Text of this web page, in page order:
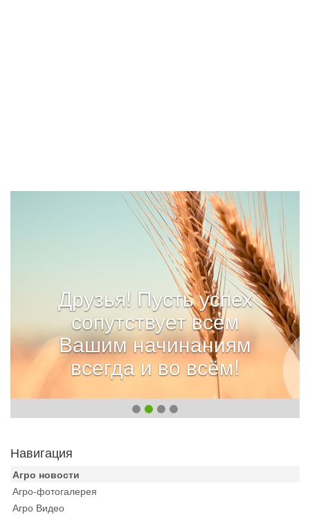
Друзья! Пусть успех
сопутствует всем
Вашим начинаниям
всегда и во всём!
Навигация
Агро новости
Агро-фотогалерея
Агро Видео